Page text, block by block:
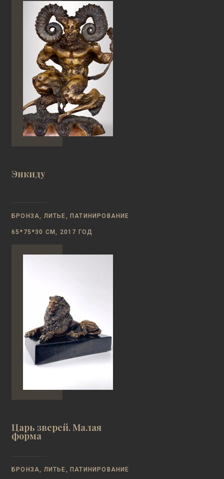
Энкиду
БРОНЗА, ЛИТЬЕ, ПАТИНИРОВАНИЕ
65*75*30 СМ, 2017 ГОД
Царь зверей. Малая
форма
БРОНЗА, ЛИТЬЕ, ПАТИНИРОВАНИЕ